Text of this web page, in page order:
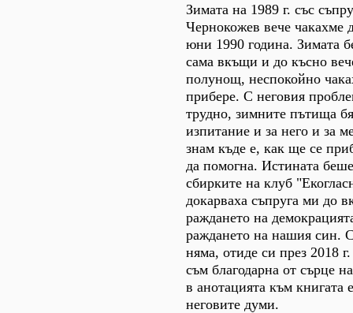
Зимата на 1989 г. със
Чернокожев вече чакахме
юни 1990 година. Зимата
сама вкъщи и до късно
полунощ, неспокойно
прибере. С неговия
трудно, зимните пътища
изпитание и за него и за
знам къде е, как ще се
да помогна. Истината
сбирките на клуб
докарваха съпруга ми до
раждането на
раждането на нашия син.
няма, отиде си през 2018
съм благодарна от сърце
в анотацията към книгата
неговите думи.